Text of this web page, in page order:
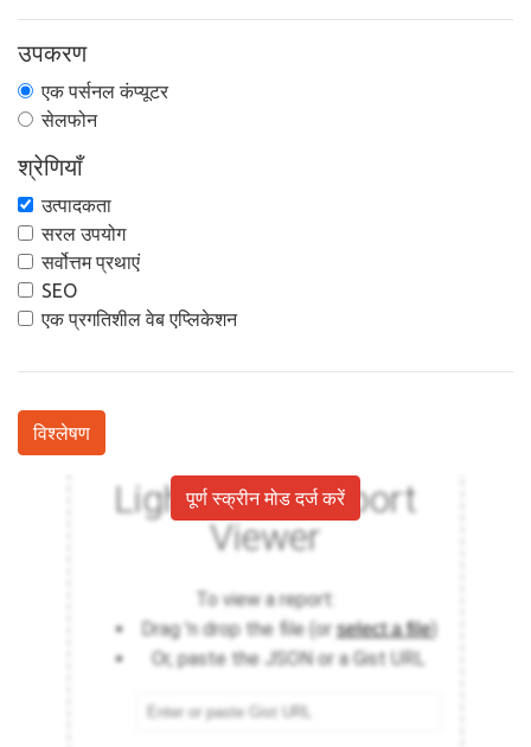
उपकरण
एक पर्सनल कंप्यूटर
सेलफोन
श्रेणियाँ
उत्पादकता
सरल उपयोग
सर्वोत्तम प्रथाएं
SEO
एक प्रगतिशील वेब एप्लिकेशन
विश्लेषण
पूर्ण स्क्रीन मोड दर्ज करें